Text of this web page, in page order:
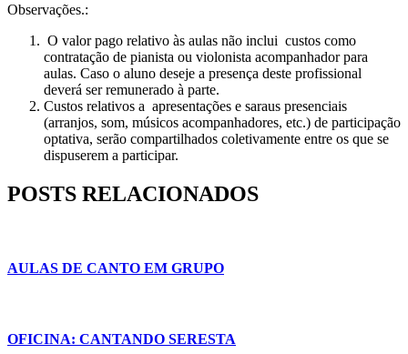
Observações.:
O valor pago relativo às aulas não inclui custos como
contratação de pianista ou violonista acompanhador para
aulas. Caso o aluno deseje a presença deste profissional
deverá ser remunerado à parte.
Custos relativos a apresentações e saraus presenciais
(arranjos, som, músicos acompanhadores, etc.) de participação
optativa, serão compartilhados coletivamente entre os que se
dispuserem a participar.
POSTS RELACIONADOS
AULAS DE CANTO EM GRUPO
OFICINA: CANTANDO SERESTA